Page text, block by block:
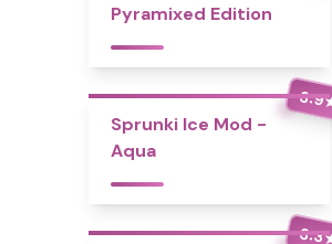
Pyramixed Edition
3.9
Sprunki Ice Mod -
Aqua
3.3